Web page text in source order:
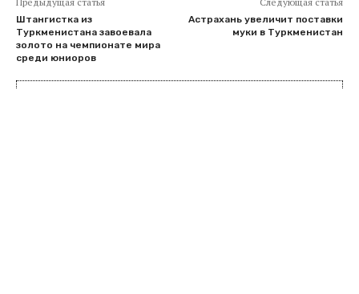
Штангистка из
Туркменистана завоевала
золото на чемпионате мира
среди юниоров
Астрахань увеличит поставки
муки в Туркменистан